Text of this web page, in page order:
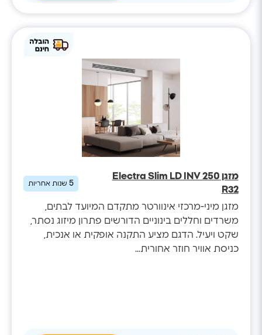
מזגן Electra Slim LD INV 250
R32
5שנות אחריות
מזגן מיני-מרכזי אינוורטר מתקדם המיועד לבתים,
משרדים וחללים בינוניים הדורשים פתרון מיזוג נסתר,
שקט ויעיל. הדגם מציע התקנה אופקית או אנכית,
כניסת אוויר חוזר אחורית...